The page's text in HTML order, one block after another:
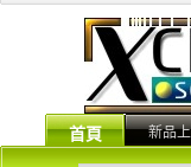
首頁 新品